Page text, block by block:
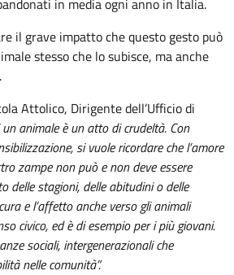
il grave impatto che questo gesto può
stesso che lo subisce, ma anche
Attolico, Dirigente dell’Ufficio di
un animale è un atto di crudeltà. Con
si vuole ricordare che l’amore
zampe non può e non deve essere
delle stagioni, delle abitudini o delle
e l’affetto anche verso gli animali
civico, ed è di esempio per i più giovani.
sociali, intergenerazionali che
nelle comunità”.